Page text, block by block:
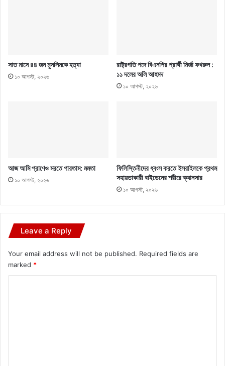
সাত মাসে ৪৪ জন মুসলিমকে হত্যা
১০ আগস্ট, ২০২৬
রাষ্ট্রপতি পদে বিএনপির প্রার্থী মির্জা ফখরুল :
১১ দলের অলি আহমদ
১০ আগস্ট, ২০২৬
আজ আমি প্রাণেও মরতে পারতাম: মমতা
১০ আগস্ট, ২০২৬
ফিলিস্তিনীদের ধ্বংস করতে ইসরাইলকে প্রথম
সহায়তাকারী বাইডেনের শরীরে ক্যানসার
১০ আগস্ট, ২০২৬
Leave a Reply
Your email address will not be published. Required fields are
marked *